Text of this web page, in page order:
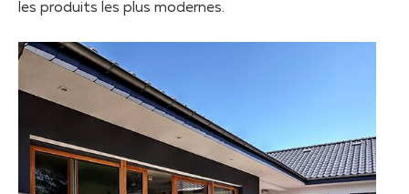
les produits les plus modernes.